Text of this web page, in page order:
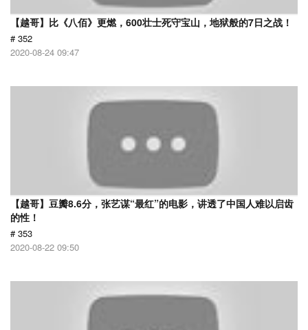
【越哥】比《八佰》更燃，600壮士死守宝山，地狱般的7日之战！
# 352
2020-08-24 09:47
【越哥】豆瓣8.6分，张艺谋“最红”的电影，讲透了中国人难以启齿
的性！
# 353
2020-08-22 09:50